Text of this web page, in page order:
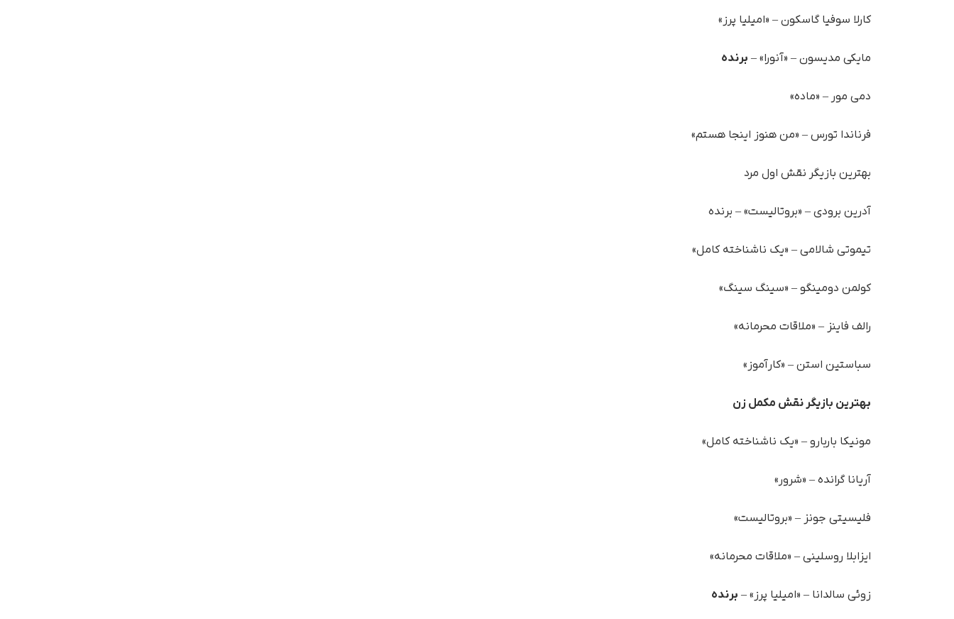
کارلا سوفیا گاسکون – «امیلیا پرز»
مایکی مدیسون – «آنورا» – برنده
دمی مور – «ماده»
فرناندا تورس – «من هنوز اینجا هستم»
بهترین بازیگر نقش اول مرد
آدرین برودی – «بروتالیست» – برنده
تیموتی شالامی – «یک ناشناخته کامل»
کولمن دومینگو – «سینگ سینگ»
رالف فاینز – «ملاقات محرمانه»
سباستین استن – «کارآموز»
بهترین بازیگر نقش مکمل زن
مونیکا باربارو – «یک ناشناخته کامل»
آریانا گرانده – «شرور»
فلیسیتی جونز – «بروتالیست»
ایزابلا روسلینی – «ملاقات محرمانه»
زوئی سالدانا – «امیلیا پرز» – برنده